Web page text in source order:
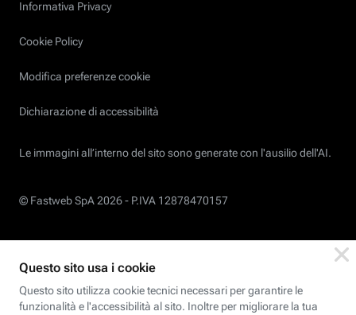
Informativa Privacy
Cookie Policy
Modifica preferenze cookie
Dichiarazione di accessibilità
Le immagini all’interno del sito sono generate con l'ausilio dell'AI.
© Fastweb SpA 2026 - P.IVA 12878470157